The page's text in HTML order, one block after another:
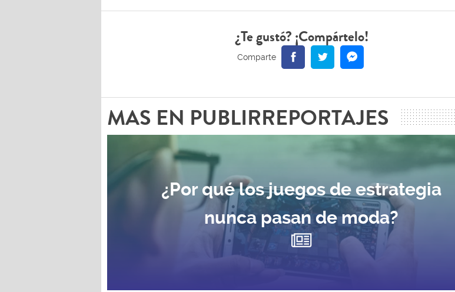
¿Te gustó? ¡Compártelo!
MAS EN PUBLIRREPORTAJES
¿Por qué los juegos de estrategia
nunca pasan de moda?